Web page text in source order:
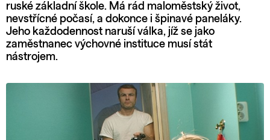
ruské základní škole. Má rád maloměstský život,
nevstřícné počasí, a dokonce i špinavé paneláky.
Jeho každodennost naruší válka, jíž se jako
zaměstnanec výchovné instituce musí stát
nástrojem.